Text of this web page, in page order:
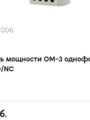
мощности OM-3
NC